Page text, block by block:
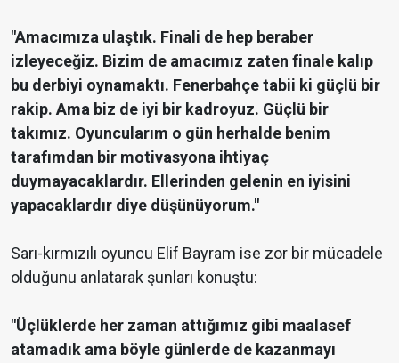
"Amacımıza ulaştık. Finali de hep beraber
izleyeceğiz. Bizim de amacımız zaten finale kalıp
bu derbiyi oynamaktı. Fenerbahçe tabii ki güçlü bir
rakip. Ama biz de iyi bir kadroyuz. Güçlü bir
takımız. Oyuncularım o gün herhalde benim
tarafımdan bir motivasyona ihtiyaç
duymayacaklardır. Ellerinden gelenin en iyisini
yapacaklardır diye düşünüyorum."
Sarı-kırmızılı oyuncu Elif Bayram ise zor bir mücadele
olduğunu anlatarak şunları konuştu:
"Üçlüklerde her zaman attığımız gibi maalasef
atamadık ama böyle günlerde de kazanmayı